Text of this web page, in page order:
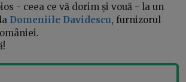
- ceea ce vă dorim și vouă - la un
Domeniile Davidescu, furnizorul